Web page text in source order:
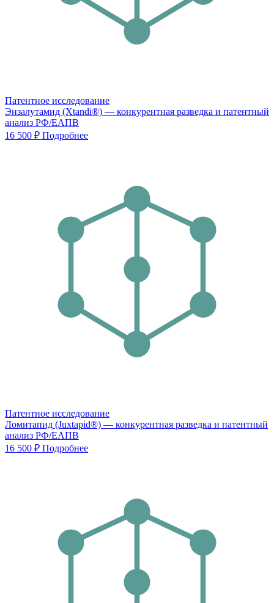
Патентное исследование
Энзалутамид (Xtandi®) — конкурентная разведка и патентный
анализ РФ/ЕАПВ
16 500 ₽ Подробнее
Патентное исследование
Ломитапид (Juxtapid®) — конкурентная разведка и патентный
анализ РФ/ЕАПВ
16 500 ₽ Подробнее